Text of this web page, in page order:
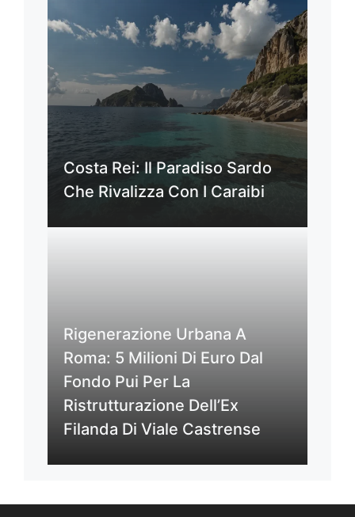
Costa Rei: Il Paradiso Sardo
Che Rivalizza Con I Caraibi
Rigenerazione Urbana A
Roma: 5 Milioni Di Euro Dal
Fondo Pui Per La
Ristrutturazione Dell’Ex
Filanda Di Viale Castrense